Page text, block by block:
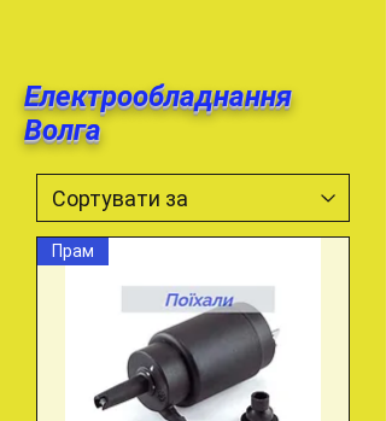
Електрообладнання
Волга
Прам